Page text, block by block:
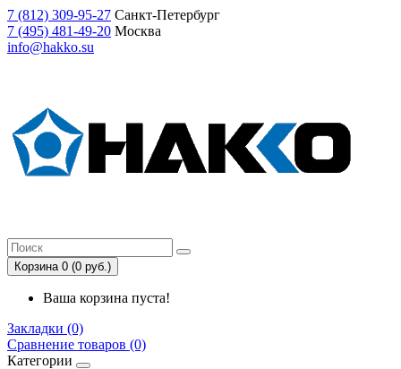
7 (812) 309-95-27 Санкт-Петербург
7 (495) 481-49-20 Москва
info@hakko.su
Корзина 0 (0 руб.)
Ваша корзина пуста!
Закладки (0)
Сравнение товаров (0)
Категории